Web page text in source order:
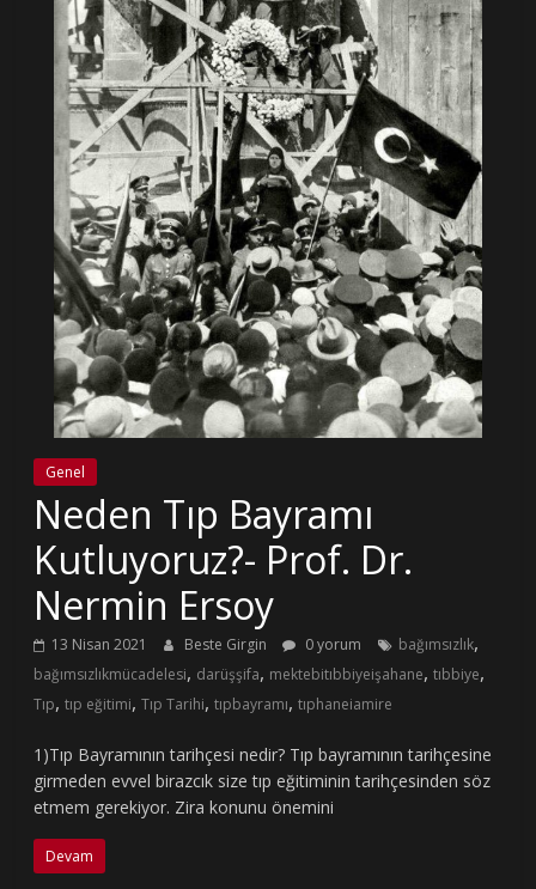
Genel
Neden Tıp Bayramı
Kutluyoruz?- Prof. Dr.
Nermin Ersoy
13 Nisan 2021 Beste Girgin 0 yorum bağımsızlık,
bağımsızlıkmücadelesi, darüşşifa, mektebitıbbiyeişahane,tıbbiye,
Tıp,tıp eğitimi,Tıp Tarihi,tıpbayramı,tıphaneiamire
1)Tıp Bayramının tarihçesi nedir? Tıp bayramının tarihçesine
girmeden evvel birazcık size tıp eğitiminin tarihçesinden söz
etmem gerekiyor. Zira konunu önemini
Devam